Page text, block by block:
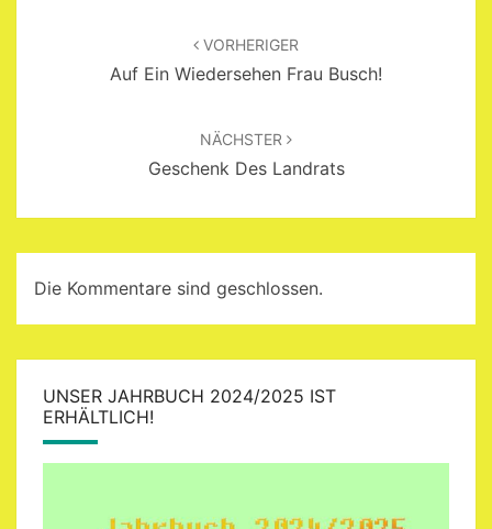
VORHERIGER
Auf Ein Wiedersehen Frau Busch!
NÄCHSTER
Geschenk Des Landrats
Die Kommentare sind geschlossen.
UNSER JAHRBUCH 2024/2025 IST
ERHÄLTLICH!